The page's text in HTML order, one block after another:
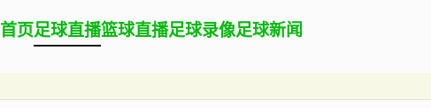
首页足球直播篮球直播足球录像足球新闻